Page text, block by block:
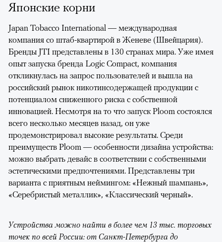
Японские корни
Japan Tobacco International — международная
компания со штаб-квартирой в Женеве (Швейцария).
Бренды JTI представлены в 130 странах мира. Уже имея
опыт запуска бренда Logic Compact, компания
откликнулась на запрос пользователей и вышла на
российский рынок никотинсодержащей продукции с
потенциалом сниженного риска с собственной
инновацией. Несмотря на то что запуск Ploom состоялся
всего несколько месяцев назад, он уже
продемонстрировал высокие результаты. Среди
преимуществ Ploom — особенности дизайна устройства:
можно выбрать девайс в соответствии с собственными
эстетическими предпочтениями. Представлены три
варианта с приятным неймингом: «Нежный шампань»,
«Серебристый металлик», «Классический черный».
Устройства можно найти в более чем 13 тыс. торговых
точек по всей России: от Санкт-Петербурга до